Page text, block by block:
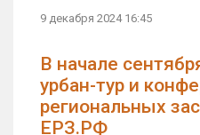
9 декабря 2024 16:45
В начале
урбан-тур и
региональных
ЕРЗ.РФ